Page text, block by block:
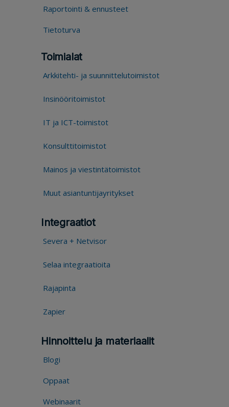
Raportointi & ennusteet
Tietoturva
Toimialat
Arkkitehti- ja suunnittelutoimistot
Insinööritoimistot
IT ja ICT-toimistot
Konsulttitoimistot
Mainos ja viestintätoimistot
Muut asiantuntijayritykset
Integraatiot
Severa + Netvisor
Selaa integraatioita
Rajapinta
Zapier
Hinnoittelu ja materiaalit
Blogi
Oppaat
Webinaarit